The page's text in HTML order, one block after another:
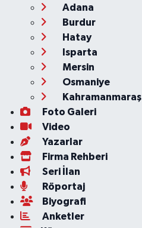
Adana
Burdur
Hatay
Isparta
Mersin
Osmaniye
Kahramanmaraş
Foto Galeri
Video
Yazarlar
Firma Rehberi
Seri İlan
Röportaj
Biyografi
Anketler